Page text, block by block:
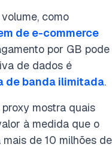
como
de e-commerce
por GB pode
de dados é
de banda ilimitada.
mostra quais
à medida que o
de 10 milhões de